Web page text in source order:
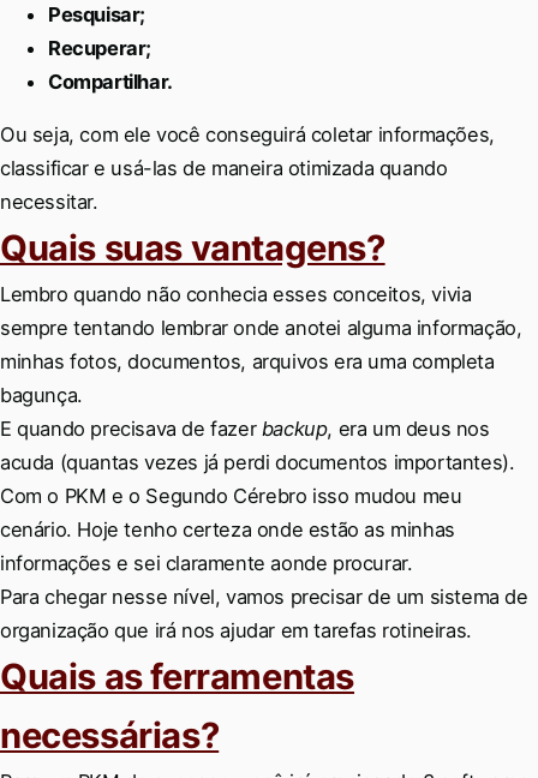
Pesquisar;
Recuperar;
Compartilhar.
Ou seja, com ele você conseguirá coletar informações,
classificar e usá-las de maneira otimizada quando
necessitar.
Quais suas vantagens?
Lembro quando não conhecia esses conceitos, vivia
sempre tentando lembrar onde anotei alguma informação,
minhas fotos, documentos, arquivos era uma completa
bagunça.
E quando precisava de fazer backup, era um deus nos
acuda (quantas vezes já perdi documentos importantes).
Com o PKM e o Segundo Cérebro isso mudou meu
cenário. Hoje tenho certeza onde estão as minhas
informações e sei claramente aonde procurar.
Para chegar nesse nível, vamos precisar de um sistema de
organização que irá nos ajudar em tarefas rotineiras.
Quais as ferramentas
necessárias?